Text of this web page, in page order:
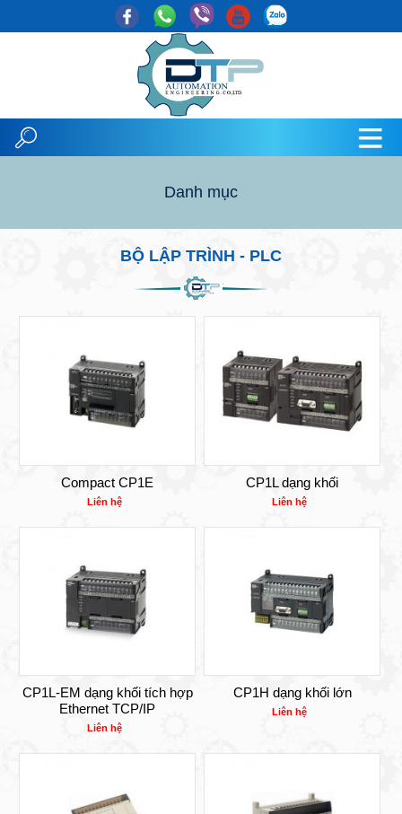
Danh mục
BỘ LẬP TRÌNH - PLC
Compact CP1E
Liên hệ
CP1L dạng khối
Liên hệ
CP1L-EM dạng khối tích hợp
Ethernet TCP/IP
Liên hệ
CP1H dạng khối lớn
Liên hệ